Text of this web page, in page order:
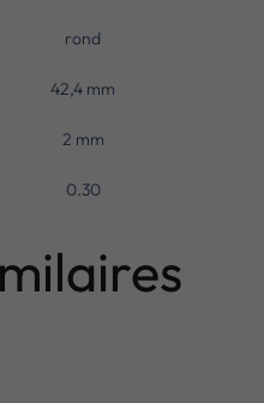
rond
42,4 mm
2 mm
0.30